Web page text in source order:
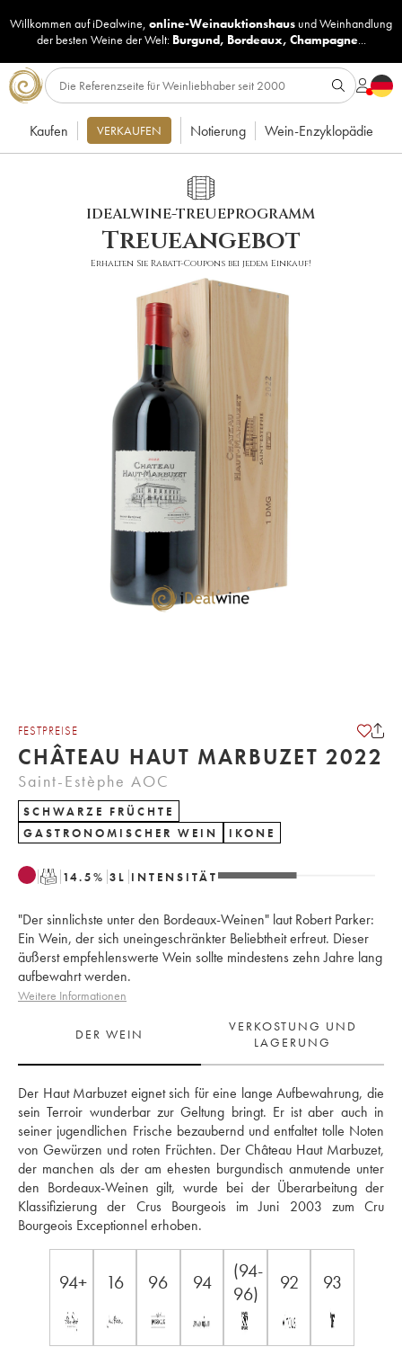
Willkommen auf iDealwine, online-Weinauktionshaus undWeinhandlung
der besten Weine der Welt: Burgund, Bordeaux, Champagne...
Kaufen VERKAUFEN Notierung Wein-Enzyklopädie
IDEALWINE-TREUEPROGRAMM
Treueangebot
Erhalten Sie Rabatt-Coupons bei jedem Einkauf!
FESTPREISE
CHÂTEAU HAUT MARBUZET 2022
Saint-Estèphe AOC
SCHWARZE FRÜCHTE
GASTRONOMISCHER WEIN
IKONE
T 14.5% 3 L INTENSITÄT
"Der sinnlichste unter den Bordeaux-Weinen" laut Robert Parker:
Ein Wein, der sich uneingeschränkter Beliebtheit erfreut. Dieser
äußerst empfehlenswerte Wein sollte mindestens zehn Jahre lang
aufbewahrt werden.
Weitere Informationen
DER WEIN
VERKOSTUNG UND
LAGERUNG
Der Haut Marbuzet eignet sich für eine lange Aufbewahrung, die
sein Terroir wunderbar zur Geltung bringt. Er ist aber auch in
seiner jugendlichen Frische bezaubernd und entfaltet tolle Noten
von Gewürzen und roten Früchten. Der Château Haut Marbuzet,
der manchen als der am ehesten burgundisch anmutende unter
den Bordeaux-Weinen gilt, wurde bei der Überarbeitung der
Klassifizierung der Crus Bourgeois im Juni 2003 zum Cru
Bourgeois Exceptionnel erhoben.
94+ 16 96 94
(94-
96)
92 93